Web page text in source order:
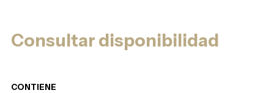
Consultar disponibilidad
CONTIENE